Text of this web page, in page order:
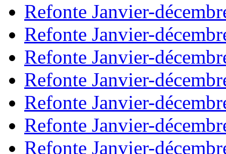
Refonte Janvier-
Refonte Janvier-
Refonte Janvier-
Refonte Janvier-
Refonte Janvier-
Refonte Janvier-
Refonte Janvier-